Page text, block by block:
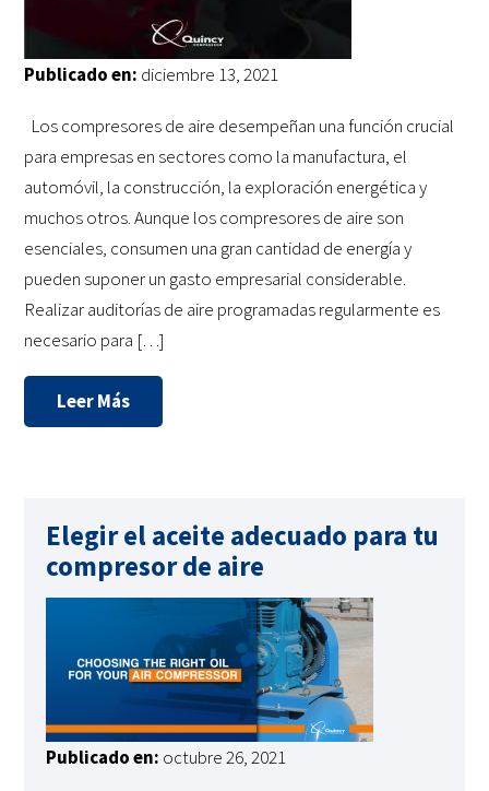
Publicado en: diciembre 13, 2021
Los compresores de aire desempeñan una función crucial
para empresas en sectores como la manufactura, el
automóvil, la construcción, la exploración energética y
muchos otros. Aunque los compresores de aire son
esenciales, consumen una gran cantidad de energía y
pueden suponer un gasto empresarial considerable.
Realizar auditorías de aire programadas regularmente es
necesario para […]
Leer Más
Elegir el aceite adecuado para tu
compresor de aire
Publicado en: octubre 26, 2021